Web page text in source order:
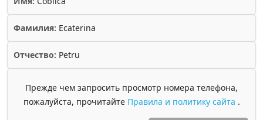
Фамилия: Ecaterina
Отчество: Petru
Прежде чем запросить просмотр номера телефона,
пожалуйста, прочитайте Правила и политику сайта .